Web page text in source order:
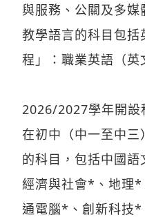
與服務、公關及多
教學語言的科目包
程」：職業英語（英
2026/2027學年開設
在初中（中一至中
的科目，包括中國
經濟與社會*、地理
通電腦*、創新科技